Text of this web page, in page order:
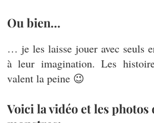
Ou bien…
… je les laisse jouer avec seuls
à leur imagination. Les
valent la peine 😉
Voici la vidéo et les